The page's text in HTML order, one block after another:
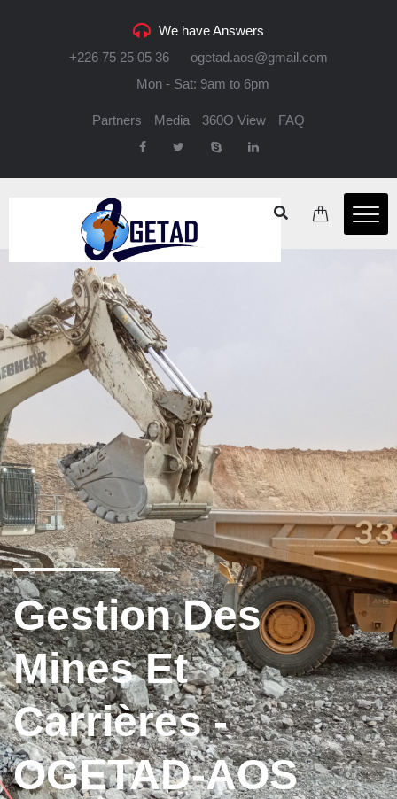
We have Answers
+226 75 25 05 36
ogetad.aos@gmail.com
Mon - Sat: 9am to 6pm
Partners Media 360O View FAQ
Gestion Des
Mines Et
Carrières -
OGETAD-AOS